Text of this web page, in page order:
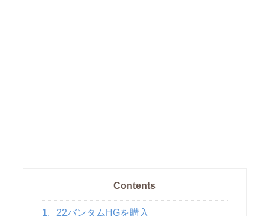
Contents
1. 22バンタムHGを購入